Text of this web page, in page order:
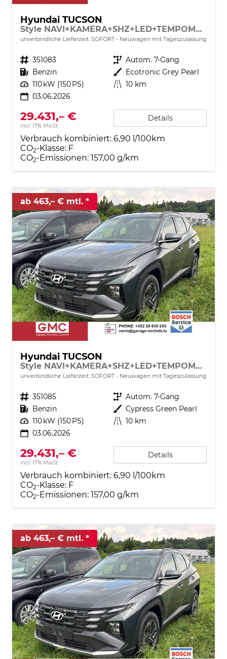
Hyundai TUCSON
Style NAVI+KAMERA+SHZ+LED+TEMPOMAT+17" ALU+PDC
unverbindliche Lieferzeit: SOFORT Neuwagen mit Tageszulassung
Fahrzeugnr. 351083 Getriebe Autom. 7-Gang
Kraftstoff Benzin Außenfarbe Ecotronic Grey Pearl
Leistung 110 kW (150 PS) Kilometerstand 10 km
03.06.2026
29.431,– €
incl. 17% MwSt.
Details
Verbrauch kombiniert: 6,90 l/100km
CO2-Klasse: F
CO2-Emissionen: 157,00 g/km
ab 463,– € mtl.
Hyundai TUCSON
Style NAVI+KAMERA+SHZ+LED+TEMPOMAT+17" ALU+PDC
unverbindliche Lieferzeit: SOFORT Neuwagen mit Tageszulassung
Fahrzeugnr. 351085 Getriebe Autom. 7-Gang
Kraftstoff Benzin Außenfarbe Cypress Green Pearl
Leistung 110 kW (150 PS) Kilometerstand 10 km
03.06.2026
29.431,– €
incl. 17% MwSt.
Details
Verbrauch kombiniert: 6,90 l/100km
CO2-Klasse: F
CO2-Emissionen: 157,00 g/km
ab 463,– € mtl.